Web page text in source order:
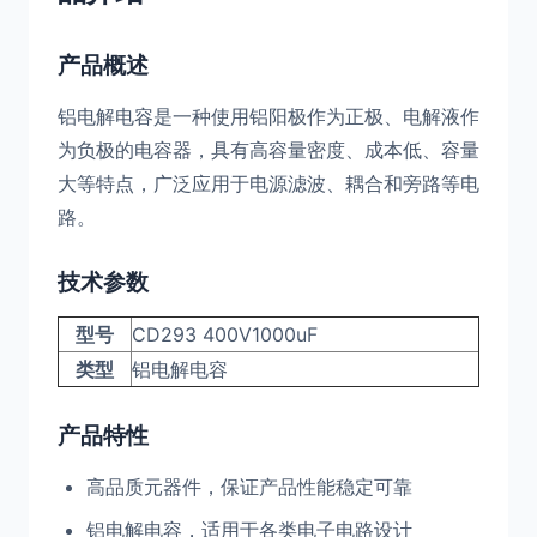
产品概述
铝电解电容是一种使用铝阳极作为正极、电解液作
为负极的电容器，具有高容量密度、成本低、容量
大等特点，广泛应用于电源滤波、耦合和旁路等电
路。
技术参数
型号
CD293 400V1000uF
类型
铝电解电容
产品特性
高品质元器件，保证产品性能稳定可靠
铝电解电容，适用于各类电子电路设计